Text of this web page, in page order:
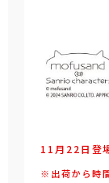
11月22日登場
※出荷から時